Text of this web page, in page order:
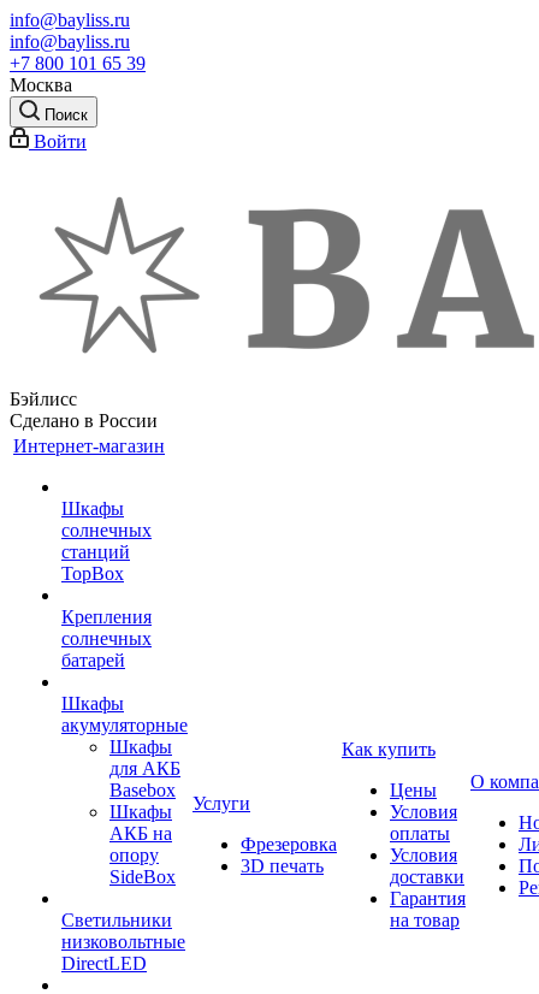
info@bayliss.ru
info@bayliss.ru
+7 800 101 65 39
Москва
Поиск
Войти
Бэйлисс
Сделано в России
Интернет-магазин
Шкафы
солнечных
станций
TopBox
Крепления
солнечных
батарей
Шкафы
акумуляторные
Шкафы
для АКБ
Basebox
Шкафы
АКБ на
опору
SideBox
Светильники
низковольтные
DirectLED
Услуги
Фрезеровка
3D печать
Как купить
Цены
Условия
оплаты
Условия
доставки
Гарантия
на товар
О